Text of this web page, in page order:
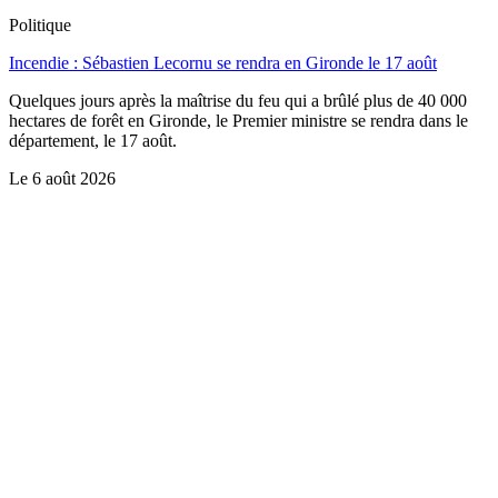
Politique
Incendie : Sébastien Lecornu se rendra en Gironde le 17 août
Quelques jours après la maîtrise du feu qui a brûlé plus de 40 000
hectares de forêt en Gironde, le Premier ministre se rendra dans le
département, le 17 août.
Le 6 août 2026